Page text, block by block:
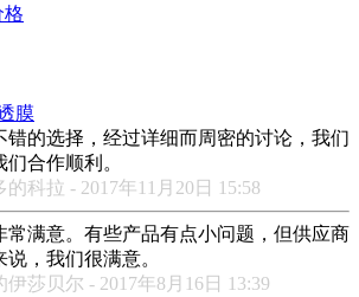
格
膜
错的选择，经过详细而周密的讨论，我们
合作顺利。
科拉 - 2017年11月20日 15:58
常满意。有些产品有点小问题，但供应商
，我们很满意。
莎贝尔 - 2017年8月16日 13:39